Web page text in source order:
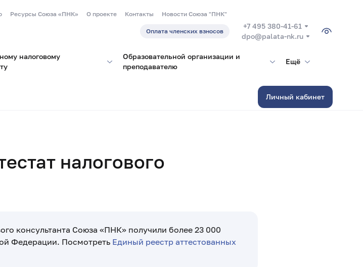
Ресурсы Союза «ПНК» О проекте Контакты Новости Союза "ПНК"
Оплата членских взносов
+7 495 380-41-61
dpo@palata-nk.ru
налоговому
Образовательной организации и
преподавателю
Ещё
Личный кабинет
налогового
консультанта Союза «ПНК» получили более 23 000
Федерации. Посмотреть Единый реестр аттестованных